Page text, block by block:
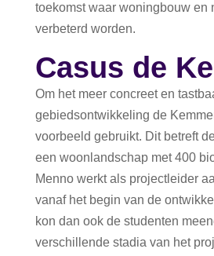
toekomst waar woningbouw en
verbeterd worden.
Casus de
Om het meer concreet en
gebiedsontwikkeling de
voorbeeld gebruikt. Dit betreft
een woonlandschap met 400
Menno werkt als projectleider
vanaf het begin van de
kon dan ook de studenten
verschillende stadia van het